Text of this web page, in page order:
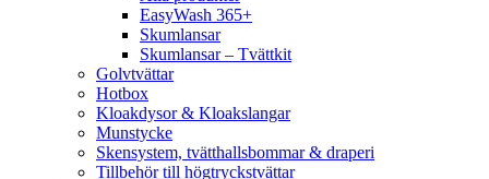
EasyWash 365+
Skumlansar
Skumlansar – Tvättkit
Golvtvättar
Hotbox
Kloakdysor & Kloakslangar
Munstycke
Skensystem, tvätthallsbommar & draperi
Tillbehör till högtryckstvättar